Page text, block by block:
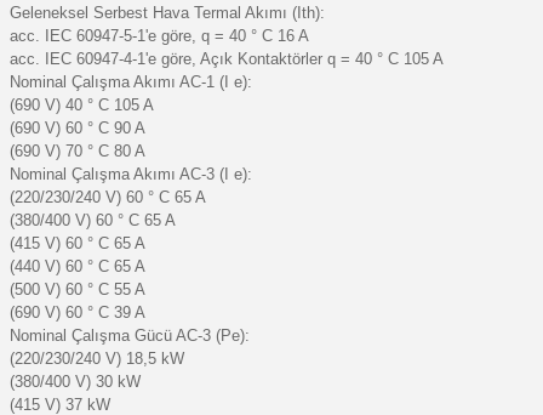
Geleneksel Serbest Hava Termal Akımı (Ith):
acc. IEC 60947-5-1'e göre, q = 40 ° C 16 A
acc. IEC 60947-4-1'e göre, Açık Kontaktörler q = 40 ° C 105 A
Nominal Çalışma Akımı AC-1 (I e):
(690 V) 40 ° C 105 A
(690 V) 60 ° C 90 A
(690 V) 70 ° C 80 A
Nominal Çalışma Akımı AC-3 (I e):
(220/230/240 V) 60 ° C 65 A
(380/400 V) 60 ° C 65 A
(415 V) 60 ° C 65 A
(440 V) 60 ° C 65 A
(500 V) 60 ° C 55 A
(690 V) 60 ° C 39 A
Nominal Çalışma Gücü AC-3 (Pe):
(220/230/240 V) 18,5 kW
(380/400 V) 30 kW
(415 V) 37 kW